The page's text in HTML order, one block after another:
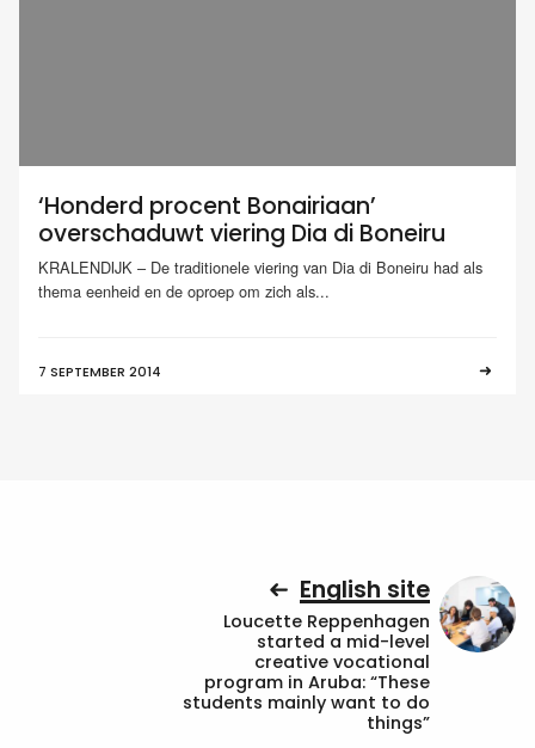
‘Honderd procent Bonairiaan’
overschaduwt viering Dia di Boneiru
KRALENDIJK – De traditionele viering van Dia di Boneiru had als
thema eenheid en de oproep om zich als...
7 SEPTEMBER 2014
English site
Loucette Reppenhagen
started a mid-level
creative vocational
program in Aruba: “These
students mainly want to do
things”